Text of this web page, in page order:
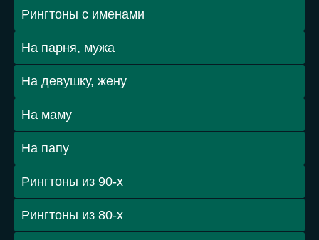
Рингтоны с именами
На парня, мужа
На девушку, жену
На маму
На папу
Рингтоны из 90-х
Рингтоны из 80-х